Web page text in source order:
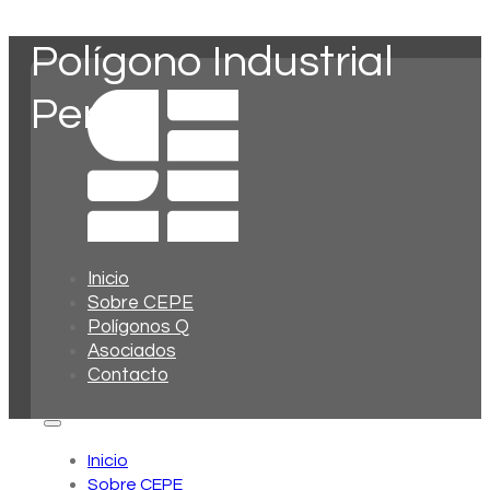
Inicio
Sobre CEPE
Polígonos Q
Asociados
Contacto
Inicio
Sobre CEPE
Polígono Industrial
Peris